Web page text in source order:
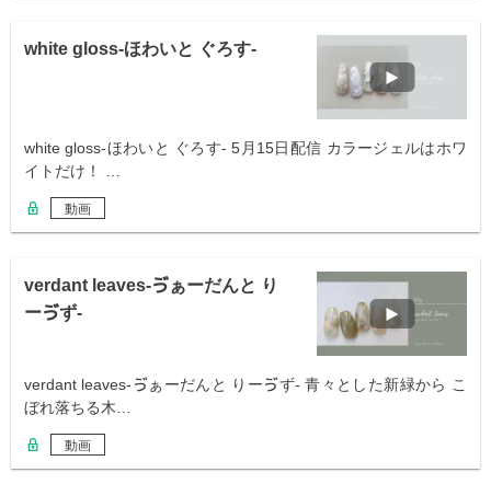
white gloss-ほわいと ぐろす-
white gloss-ほわいと ぐろす- 5月15日配信 カラージェルはホワ
イトだけ！ …
動画
verdant leaves-ゔぁーだんと り
ーゔず-
verdant leaves-ゔぁーだんと りーゔず- 青々とした新緑から こ
ぼれ落ちる木…
動画